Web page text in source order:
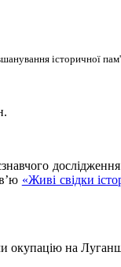
історичної
«Живі свідки
окупацію на